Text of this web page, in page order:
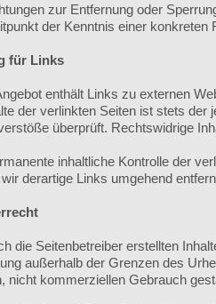
zur Entfernung oder
der Kenntnis einer
für Links
enthält Links zu externen
der verlinkten Seiten ist stets der
überprüft. Rechtswidrige
inhaltliche Kontrolle der
derartige Links umgehend
die Seitenbetreiber erstellten
außerhalb der Grenzen des
nicht kommerziellen Gebrauch